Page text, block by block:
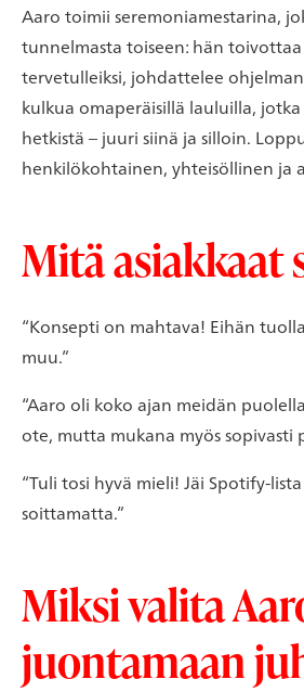
Aaro toimii seremoniamestarina,
tunnelmasta toiseen: hän
tervetulleiksi, johdattelee
kulkua omaperäisillä lauluilla,
hetkistä – juuri siinä ja silloin.
henkilökohtainen, yhteisöllinen ja
Mitä asiakkaat
“Konsepti on mahtava! Eihän
muu.”
“Aaro oli koko ajan meidän
ote, mutta mukana myös sopivasti
“Tuli tosi hyvä mieli! Jäi Spotify-
soittamatta.”
Miksi valita
juontamaan